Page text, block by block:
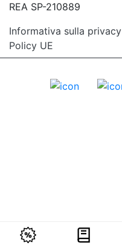
REA SP-210889
Informativa sulla privacy
Policy UE